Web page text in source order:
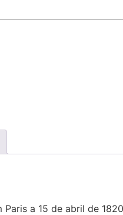
Paris a 15 de abril de